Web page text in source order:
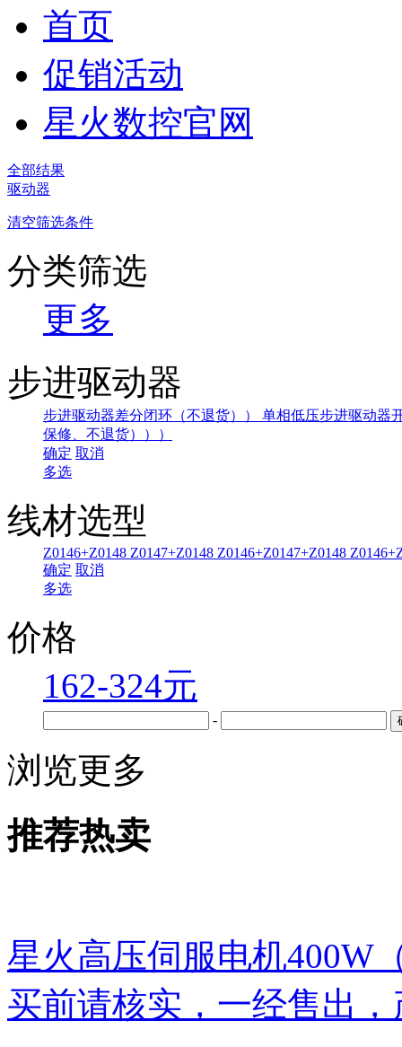
首页
促销活动
星火数控官网
全部结果
驱动器
清空筛选条件
分类筛选
更多
步进驱动器
步进驱动器差分闭环（不退货））
单相低压步进驱动器
保修、不退货）））
确定 取消
多选
线材选型
Z0146+Z0148 Z0147+Z0148 Z0146+Z0147+Z0148
确定 取消
多选
价格
162-324元
-
浏览更多
推荐热卖
星火高压伺服电机400W
买前请核实，一经售出